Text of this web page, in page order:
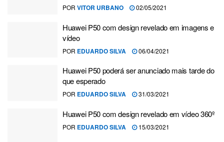
POR VITOR URBANO 02/05/2021
Huawei P50 com design revelado em imagens e
vídeo
POR EDUARDO SILVA 06/04/2021
Huawei P50 poderá ser anunciado mais tarde do
que esperado
POR EDUARDO SILVA 31/03/2021
Huawei P50 com design revelado em vídeo 360º
POR EDUARDO SILVA 15/03/2021